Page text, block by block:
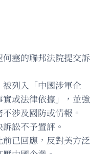
塞的聯邦法院提交訴
列入「中國涉軍企
或法律依據」，並強
涉及國防或情報。
訟不予置評。
已回應，反對美方泛